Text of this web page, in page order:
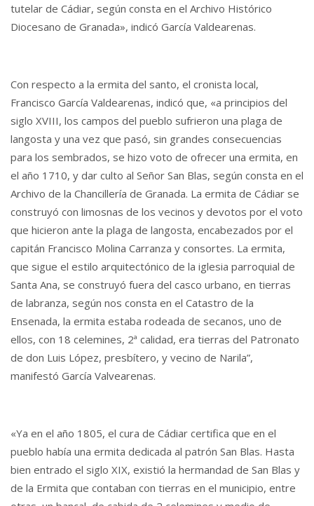
tutelar de Cádiar, según consta en el Archivo Histórico
Diocesano de Granada», indicó García Valdearenas.
Con respecto a la ermita del santo, el cronista local,
Francisco García Valdearenas, indicó que, «a principios del
siglo XVIII, los campos del pueblo sufrieron una plaga de
langosta y una vez que pasó, sin grandes consecuencias
para los sembrados, se hizo voto de ofrecer una ermita, en
el año 1710, y dar culto al Señor San Blas, según consta en el
Archivo de la Chancillería de Granada. La ermita de Cádiar se
construyó con limosnas de los vecinos y devotos por el voto
que hicieron ante la plaga de langosta, encabezados por el
capitán Francisco Molina Carranza y consortes. La ermita,
que sigue el estilo arquitectónico de la iglesia parroquial de
Santa Ana, se construyó fuera del casco urbano, en tierras
de labranza, según nos consta en el Catastro de la
Ensenada, la ermita estaba rodeada de secanos, uno de
ellos, con 18 celemines, 2ª calidad, era tierras del Patronato
de don Luis López, presbítero, y vecino de Narila”,
manifestó García Valvearenas.
«Ya en el año 1805, el cura de Cádiar certifica que en el
pueblo había una ermita dedicada al patrón San Blas. Hasta
bien entrado el siglo XIX, existió la hermandad de San Blas y
de la Ermita que contaban con tierras en el municipio, entre